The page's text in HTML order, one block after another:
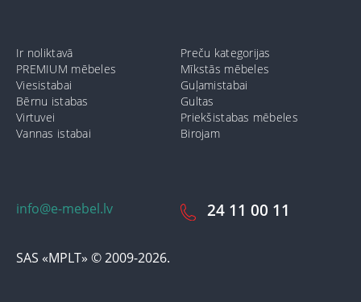
info@e-mebel.lv
SAS «MPLT» © 2009-2026.
24 11 00 11
Ir noliktavā
Preču kategorijas
PREMIUM mēbeles
Mīkstās mēbeles
Viesistabai
Guļamistabai
Bērnu istabas
Gultas
Virtuvei
Priekšistabas mēbeles
Vannas istabai
Birojam